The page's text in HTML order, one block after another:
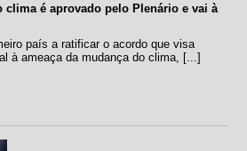
clima é aprovado pelo Plenário e vai à
país a ratificar o acordo que visa
à ameaça da mudança do clima, [...]